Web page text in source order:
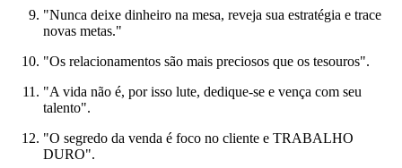
"Nunca deixe dinheiro na mesa, reveja sua estratégia e trace
novas metas."
"Os relacionamentos são mais preciosos que os tesouros".
"A vida não é, por isso lute, dedique-se e vença com seu
talento".
"O segredo da venda é foco no cliente e TRABALHO
DURO".